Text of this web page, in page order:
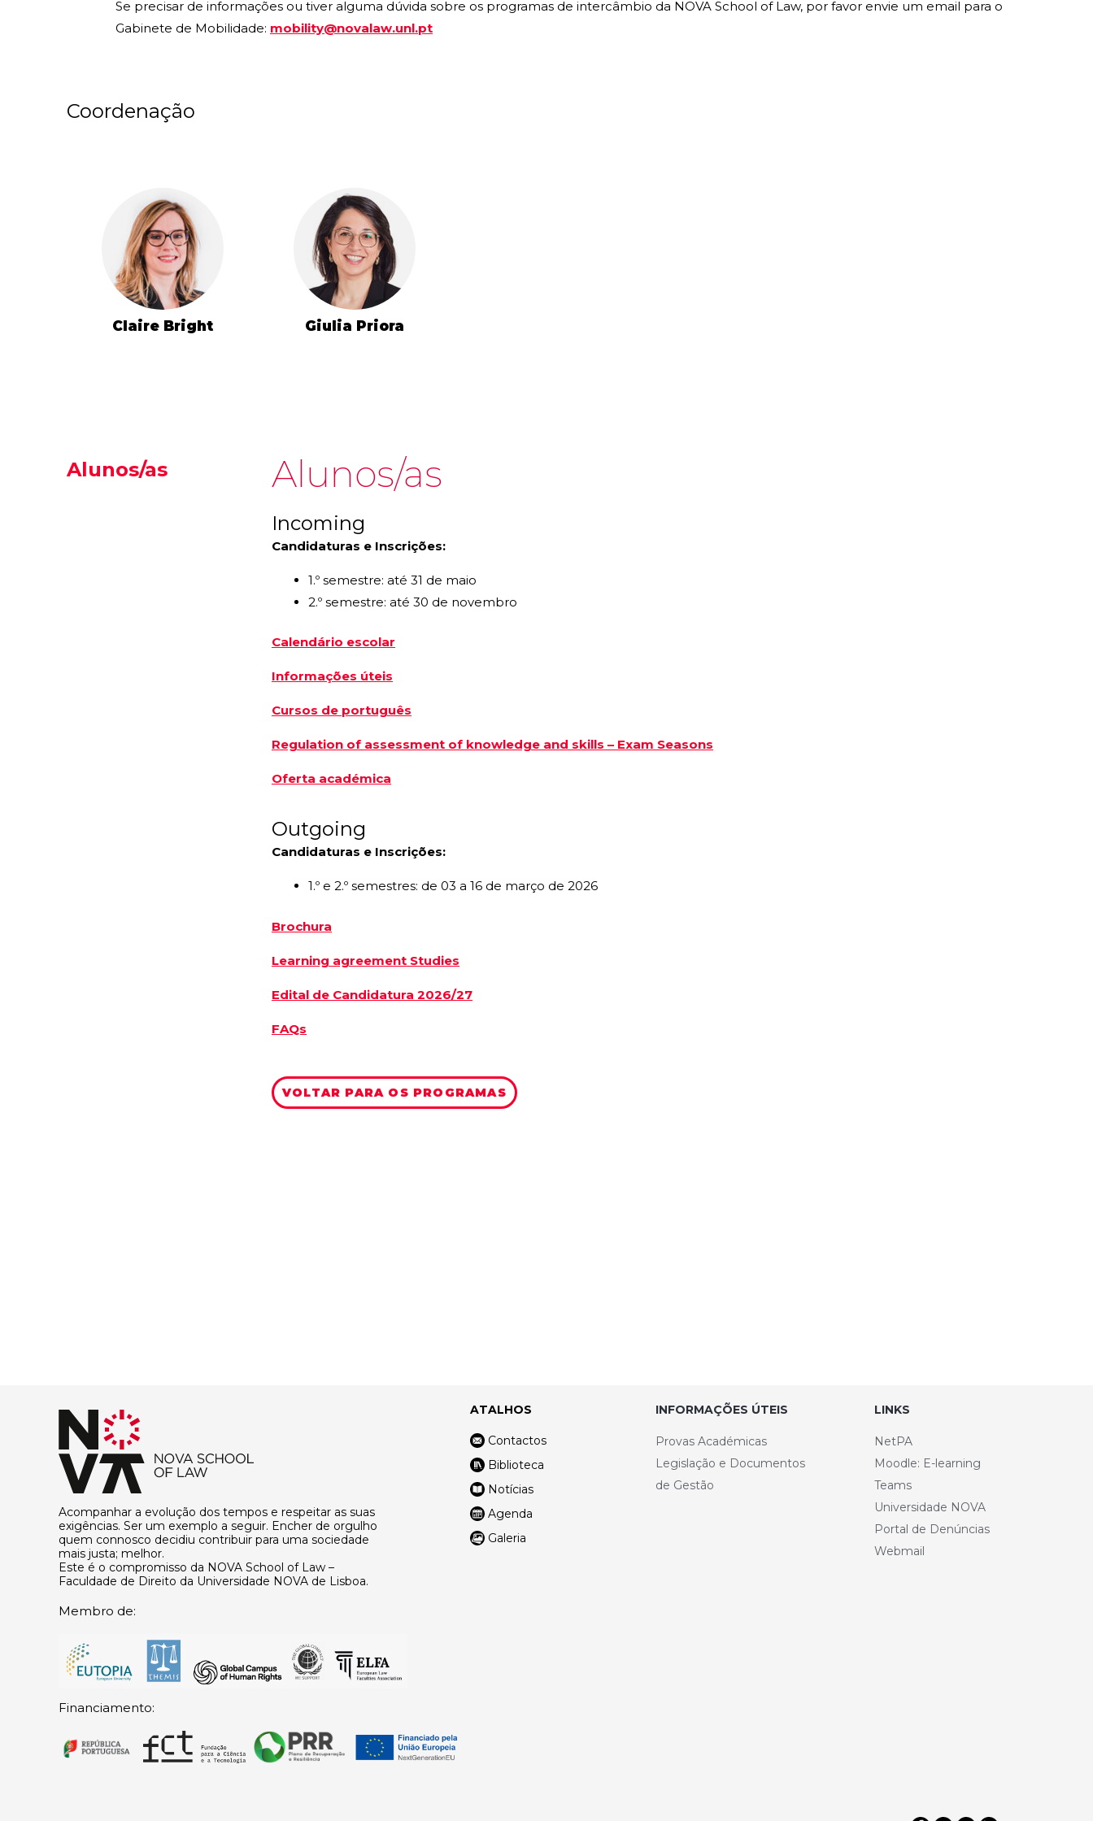
Se precisar de informações ou tiver alguma dúvida sobre os programas de intercâmbio da NOVA School of Law, por favor envie um email para o
Gabinete de Mobilidade: mobility@novalaw.unl.pt
Coordenação
Claire Bright Giulia Priora
Alunos/as Alunos/as
Incoming
Candidaturas e Inscrições:
1.º semestre: até 31 de maio
2.º semestre: até 30 de novembro
Calendário escolar
Informações úteis
Cursos de português
Regulation of assessment of knowledge and skills – Exam Seasons
Oferta académica
Outgoing
Candidaturas e Inscrições:
1.º e 2.º semestres: de 03 a 16 de março de 2026
Brochura
Learning agreement Studies
Edital de Candidatura 2026/27
FAQs
VOLTAR PARA OS PROGRAMAS
Acompanhar a evolução dos tempos e respeitar as suas
exigências. Ser um exemplo a seguir. Encher de orgulho
quem connosco decidiu contribuir para uma sociedade
mais justa; melhor.
Este é o compromisso da NOVA School of Law –
Faculdade de Direito da Universidade NOVA de Lisboa.
Membro de:
Financiamento:
ATALHOS
Contactos
Biblioteca
Notícias
Agenda
Galeria
INFORMAÇÕES ÚTEIS
Provas Académicas
Legislação e Documentos
de Gestão
LINKS
NetPA
Moodle: E-learning
Teams
Universidade NOVA
Portal de Denúncias
Webmail